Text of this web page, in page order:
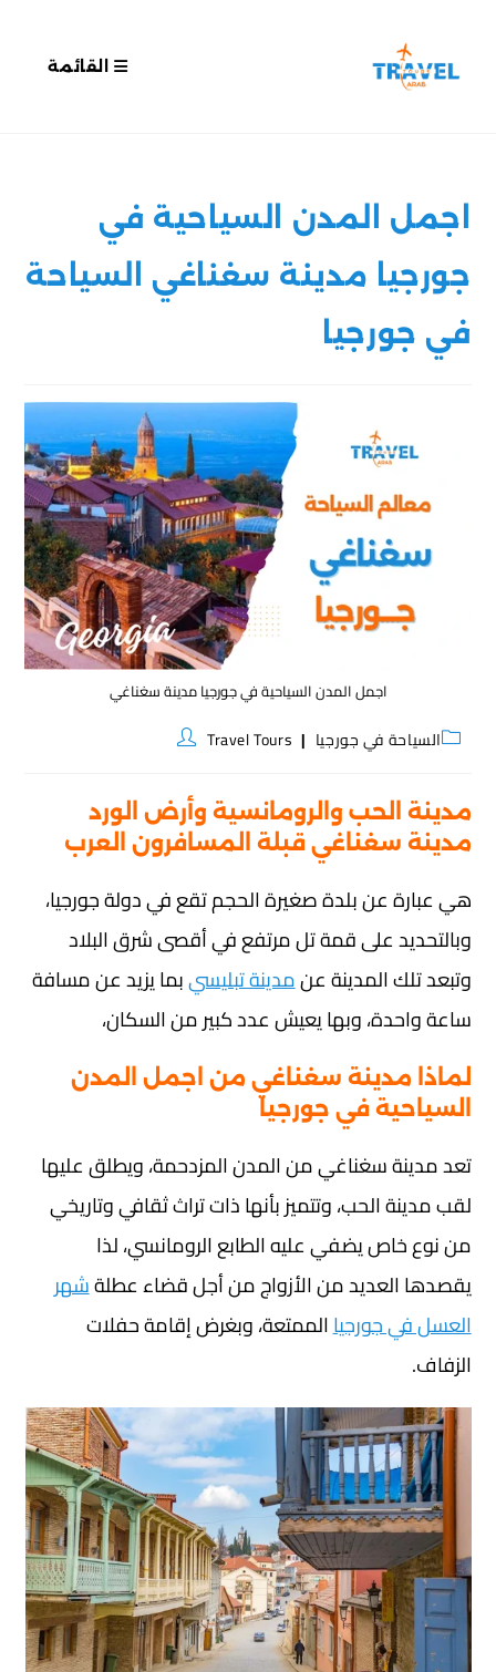
القائمة
اجمل المدن السياحية في
جورجيا مدينة سغناغي السياحة
في جورجيا
اجمل المدن السياحية في جورجيا مدينة سغناغي
السياحة في جورجيا Travel Tours
مدينة الحب والرومانسية وأرض الورد
مدينة سغناغي قبلة المسافرون العرب
هي عبارة عن بلدة صغيرة الحجم تقع في دولة جورجيا،
وبالتحديد على قمة تل مرتفع في أقصى شرق البلاد
وتبعد تلك المدينة عنمدينة تبليسيبما يزيد عن مسافة
ساعة واحدة، وبها يعيش عدد كبير من السكان،
لماذا مدينة سغناغي من اجمل المدن
السياحية في جورجيا
تعد مدينة سغناغي من المدن المزدحمة، ويطلق عليها
لقب مدينة الحب، وتتميز بأنها ذات تراث ثقافي وتاريخي
من نوع خاص يضفي عليه الطابع الرومانسي، لذا
يقصدها العديد من الأزواج من أجل قضاء عطلةشهر
العسل في جورجياالممتعة، وبغرض إقامة حفلات
الزفاف.